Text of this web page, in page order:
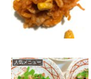
人気メニュー